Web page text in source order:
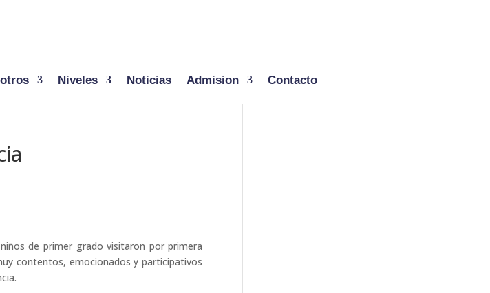
Niveles Noticias Admision Contacto
de primer grado visitaron por primera
contentos, emocionados y participativos